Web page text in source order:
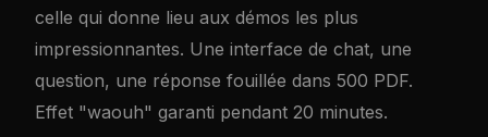
celle qui donne lieu aux démos les plus
impressionnantes. Une interface de chat, une
question, une réponse fouillée dans 500 PDF.
Effet "waouh" garanti pendant 20 minutes.